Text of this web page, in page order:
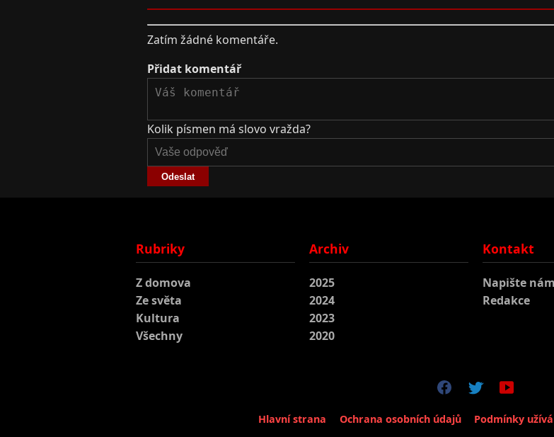
Zatím žádné komentáře.
Přidat komentář
Kolik písmen má slovo vražda?
Odeslat
Rubriky
Z domova
Ze světa
Kultura
Všechny
Archiv
2025
2024
2023
2020
Kontakt
Napište nám
Redakce
Hlavní strana Ochrana osobních údajů Podmínky